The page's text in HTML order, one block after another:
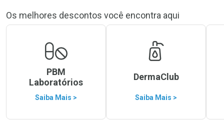
Os melhores descontos você encontra aqui
PBM
Laboratórios
Saiba Mais >
DermaClub
Saiba Mais >